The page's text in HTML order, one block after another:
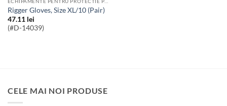
Rigger Gloves, Size XL/10 (Pair)
47.11 lei
(#D-14039)
CELE MAI NOI PRODUSE